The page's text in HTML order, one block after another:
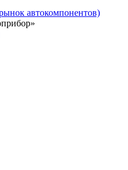
автокомпонентов)